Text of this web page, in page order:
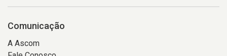
Comunicação
A Ascom